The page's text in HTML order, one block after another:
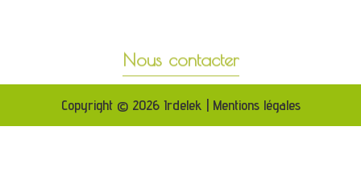
Nous contacter
Copyright © 2026 Irdelek | Mentions légales